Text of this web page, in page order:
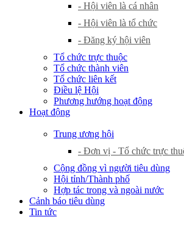
- Hội viên là cá nhân
- Hội viên là tổ chức
- Đăng ký hội viên
Tổ chức trực thuộc
Tổ chức thành viên
Tổ chức liên kết
Điều lệ Hội
Phương hướng hoạt động
Hoạt động
Trung ương hội
- Đơn vị - Tổ chức trực
Cộng đồng vì người tiêu dùng
Hội tỉnh/Thành phố
Hợp tác trong và ngoài nước
Cảnh báo tiêu dùng
Tin tức